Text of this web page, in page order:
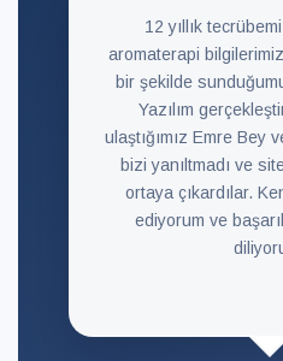
12 yıllık
aromaterapi
bir şekilde
Yazılım
ulaştığımız Emre Bey
bizi yanıltmadı ve
ortaya çıkardılar.
ediyorum ve